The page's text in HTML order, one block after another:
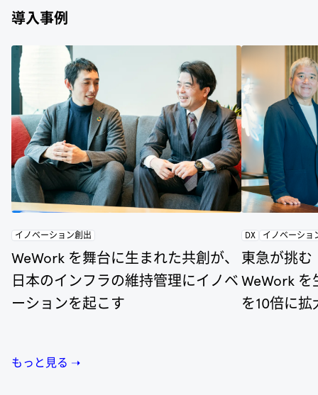
導入事例
イノベーション創出
WeWork を舞台に生まれた共創が、
日本のインフラの維持管理にイノベ
ーションを起こす
DX イノベーショ
東急が挑む
WeWork を
を10倍に拡
もっと見る ➝